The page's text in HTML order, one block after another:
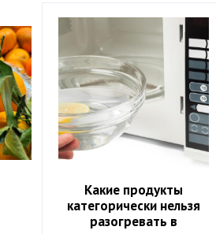
Какие продукты
категорически нельзя
разогревать в